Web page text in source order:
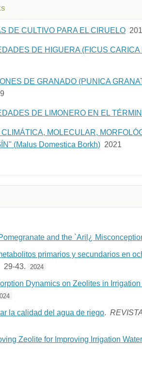
DE CULTIVO PARA EL CIRUELO
DE HIGUERA (FICUS
DE GRANADO (PUNICA
DE LIMONERO EN EL
MOLECULAR,
(Malus Domestica Borkh) 2021
and the `Aril¿
primarios y secundarios en
29-43. 2024
Dynamics on Zeolites in
la calidad del agua de riego.
Zeolite for Improving Irrigation